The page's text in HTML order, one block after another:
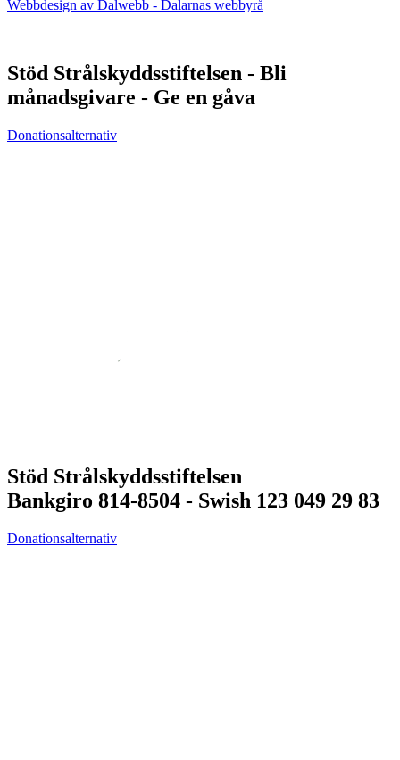
Webbdesign av Dalwebb - Dalarnas webbyrå
Stöd Strålskyddsstiftelsen - Bli
månadsgivare - Ge en gåva
Donationsalternativ
Stöd Strålskyddsstiftelsen
Bankgiro 814-8504 - Swish 123 049 29 83
Donationsalternativ